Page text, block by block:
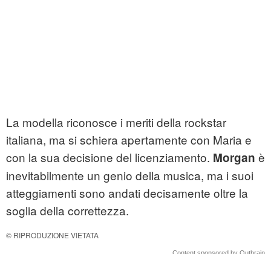
La modella riconosce i meriti della rockstar
italiana, ma si schiera apertamente con Maria e
con la sua decisione del licenziamento. Morgan è
inevitabilmente un genio della musica, ma i suoi
atteggiamenti sono andati decisamente oltre la
soglia della correttezza.
© RIPRODUZIONE VIETATA